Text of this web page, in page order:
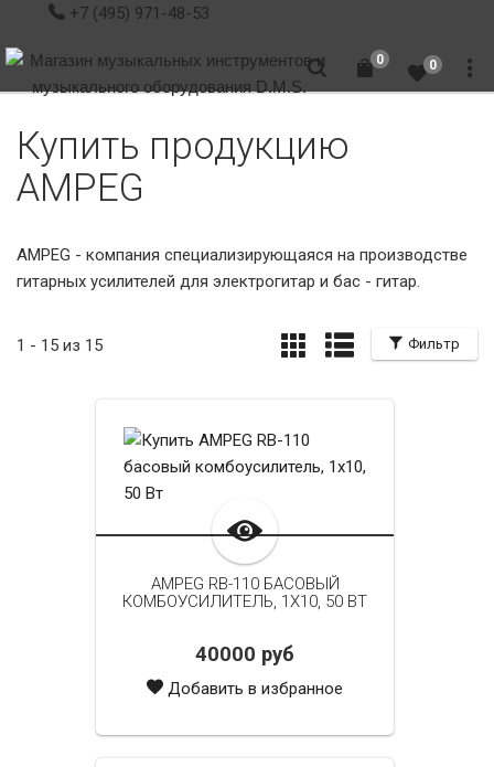
+7 (495) 971-48-53
0 0
Купить продукцию
AMPEG
AMPEG - компания специализирующаяся на производстве
гитарных усилителей для электрогитар и бас - гитар.
Фильтр
1 - 15 из 15
AMPEG RB-110 БАСОВЫЙ
КОМБОУСИЛИТЕЛЬ, 1X10, 50 ВТ
40000 руб
Добавить в избранное